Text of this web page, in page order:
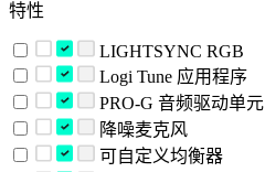
特性
LIGHTSYNC RGB
Logi Tune 应用程序
PRO-G 音频驱动单元
降噪麦克风
可自定义均衡器